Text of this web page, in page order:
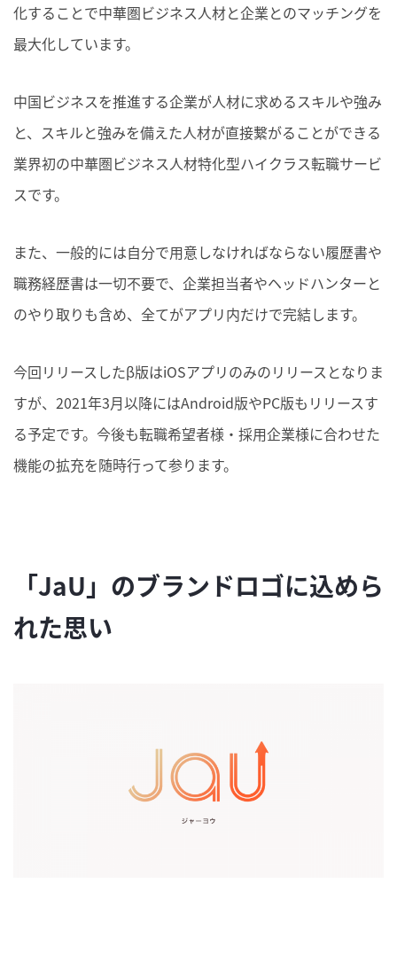
化することで中華圏ビジネス人材と企業とのマッチングを
最大化しています。
中国ビジネスを推進する企業が人材に求めるスキルや強み
と、スキルと強みを備えた人材が直接繋がることができる
業界初の中華圏ビジネス人材特化型ハイクラス転職サービ
スです。
また、一般的には自分で用意しなければならない履歴書や
職務経歴書は一切不要で、企業担当者やヘッドハンターと
のやり取りも含め、全てがアプリ内だけで完結します。
今回リリースしたβ版はiOSアプリのみのリリースとなりま
すが、2021年3月以降にはAndroid版やPC版もリリースす
る予定です。今後も転職希望者様・採用企業様に合わせた
機能の拡充を随時行って参ります。
「JaU」のブランドロゴに込めら
れた思い